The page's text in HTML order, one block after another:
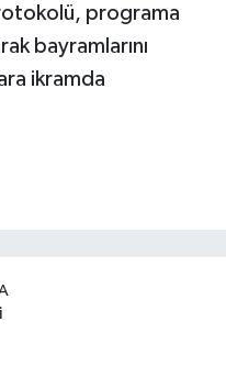
programa
bayramlarını
ikramda